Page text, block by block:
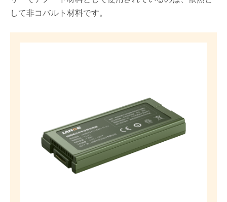
して非コバルト材料です。